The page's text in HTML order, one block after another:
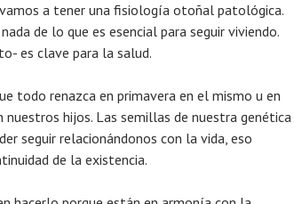
vamos a tener una fisiología otoñal patológica.
de lo que es esencial para seguir viviendo.
es clave para la salud.
todo renazca en primavera en el mismo u en
hijos. Las semillas de nuestra genética
seguir relacionándonos con la vida, eso
de la existencia.